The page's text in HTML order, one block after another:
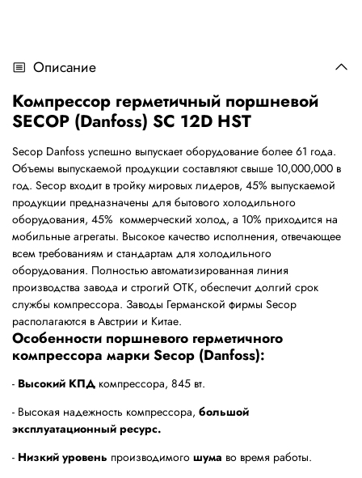
Описание
Компрессор герметичный поршневой
SECOP (Danfoss) SC 12D HST
Secop Danfoss успешно выпускает оборудование более 61 года.
Объемы выпускаемой продукции составляют свыше 10,000,000 в
год. Secop входит в тройку мировых лидеров, 45% выпускаемой
продукции предназначены для бытового холодильного
оборудования, 45% коммерческий холод, а 10% приходится на
мобильные агрегаты. Высокое качество исполнения, отвечающее
всем требованиям и стандартам для холодильного
оборудования. Полностью автоматизированная линия
производства завода и строгий ОТК, обеспечит долгий срок
службы компрессора. Заводы Германской фирмы Secop
располагаются в Австрии и Китае.
Особенности поршневого герметичного
компрессора марки Secop (Danfoss):
- Высокий КПД компрессора, 845 вт.
- Высокая надежность компрессора, большой
эксплуатационный ресурс.
- Низкий уровень производимого шума во время работы.